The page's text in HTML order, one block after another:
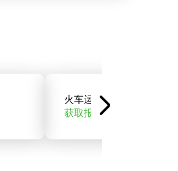
火车运输
获取报价